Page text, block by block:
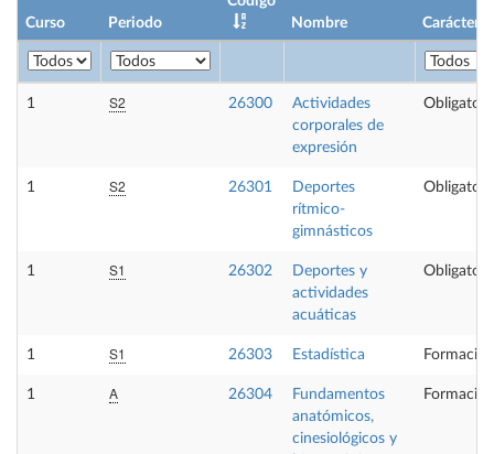
Curso Periodo
Nombre
Carácter
1 S2 26300
Actividades
corporales de
expresión
1 S2 26301
Deportes
rítmico-
gimnásticos
1 S1 26302
Deportes y
actividades
acuáticas
1 S1 26303 Estadística
1 A 26304
Fundamentos
anatómicos,
cinesiológicos y